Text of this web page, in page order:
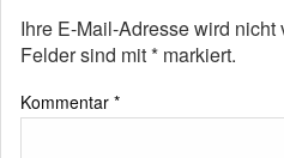
Ihre E-Mail-Adresse wird nicht
Felder sind mit* markiert.
Kommentar *